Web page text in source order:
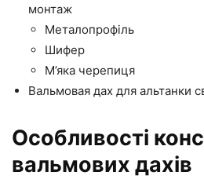
монтаж
Металопрофіль
Шифер
М’яка черепиця
Вальмовая дах для альтанки
Особливості
вальмових дахів